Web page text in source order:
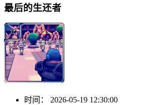
最后的生还者
时间：
2026-05-19 12:30:00